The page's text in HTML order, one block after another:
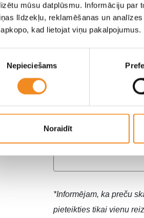
mūsu datplūsmu. Informāciju
līdzekļu, reklamēšanas un
kad lietojat viņu pakalpojumus.
Nepieciešams
Noraidīt
*Informējam, ka preču
pieteikties tikai vienu